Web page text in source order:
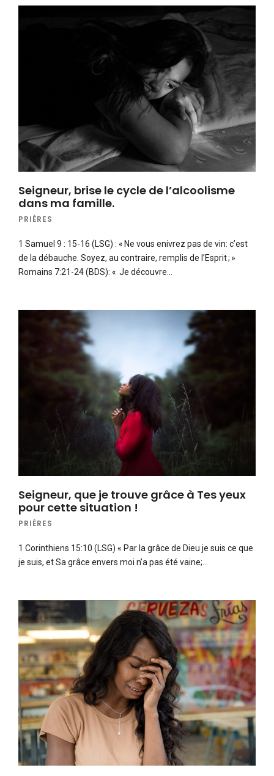
Seigneur, brise le cycle de l’alcoolisme
dans ma famille.
PRIÈRES
1 Samuel 9 : 15-16 (LSG) : « Ne vous enivrez pas de vin: c’est
de la débauche. Soyez, au contraire, remplis de l’Esprit ; »
Romains 7:21-24 (BDS): « Je découvre…
Seigneur, que je trouve grâce à Tes yeux
pour cette situation !
PRIÈRES
1 Corinthiens 15:10 (LSG) « Par la grâce de Dieu je suis ce que
je suis, et Sa grâce envers moi n’a pas été vaine;…